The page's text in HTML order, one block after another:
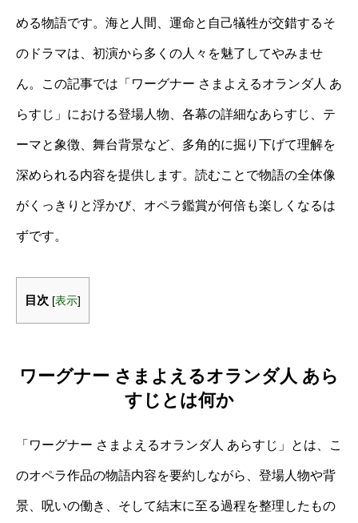
める物語です。海と人間、運命と自己犠牲が交錯するそ
のドラマは、初演から多くの人々を魅了してやみませ
ん。この記事では「ワーグナー さまよえるオランダ人 あ
らすじ」における登場人物、各幕の詳細なあらすじ、テ
ーマと象徴、舞台背景など、多角的に掘り下げて理解を
深められる内容を提供します。読むことで物語の全体像
がくっきりと浮かび、オペラ鑑賞が何倍も楽しくなるは
ずです。
目次 [表示]
ワーグナー さまよえるオランダ人 あら
すじとは何か
「ワーグナー さまよえるオランダ人 あらすじ」とは、こ
のオペラ作品の物語内容を要約しながら、登場人物や背
景、呪いの働き、そして結末に至る過程を整理したもの